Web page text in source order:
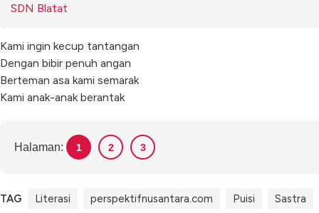
SDN Blatat
Kami ingin kecup tantangan
Dengan bibir penuh angan
Berteman asa kami semarak
Kami anak-anak berantak
Halaman: 1 2 3
TAG Literasi perspektifnusantara.com Puisi Sastra